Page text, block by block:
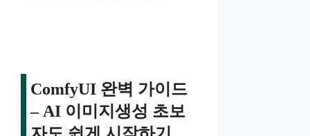
ComfyUI 완벽 가이드
– AI 이미지생성 초보